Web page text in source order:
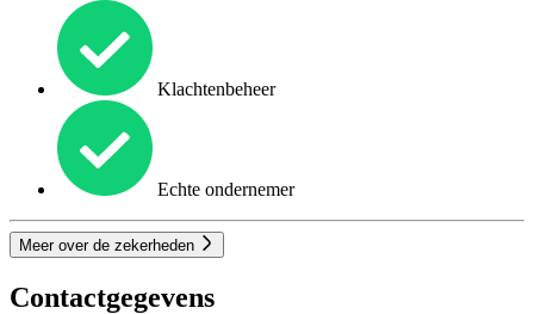
Klachtenbeheer
Echte ondernemer
Meer over de zekerheden
Contactgegevens